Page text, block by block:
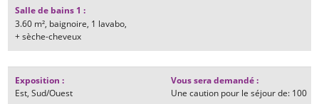
Salle de bains 1:
3.60 m² baignoire 1 lavabo
+ sèche-cheveux
Exposition:
Est Sud/Ouest
Vous sera demandé:
Une caution pour le séjour de: 100